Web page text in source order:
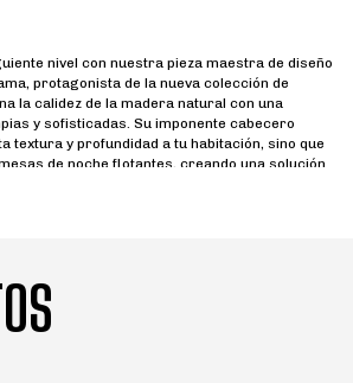
nivel con nuestra pieza maestra de diseño
protagonista de la nueva colección de
la calidez de la madera natural con una
y sofisticadas. Su imponente cabecero
textura y profundidad a tu habitación, sino que
de noche flotantes, creando una solución
seleccionada, complementado con paneles
para un apoyo confortable.